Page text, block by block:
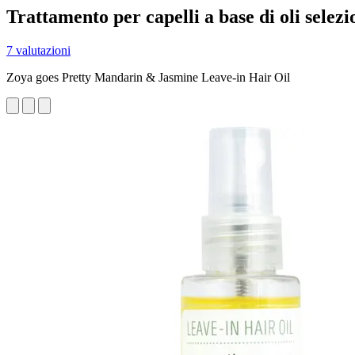
Trattamento per capelli a base di oli
7 valutazioni
Zoya goes Pretty Mandarin & Jasmine Leave-in Hair Oil